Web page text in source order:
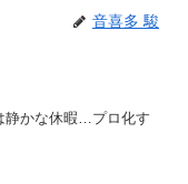
音喜多 駿
静かな休暇…プロ化す